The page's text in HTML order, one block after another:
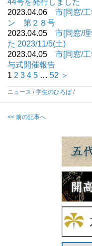
2023.04.06 市[同窓/
ン 第２８号
2023.04.05 市[同窓/
た 2023/11/5(土)
2023.04.05 市[同窓/
与式開催報告
1 2 3 4 5 … 52 ＞
ニュース /学生のひろば /
<< 前の記事へ